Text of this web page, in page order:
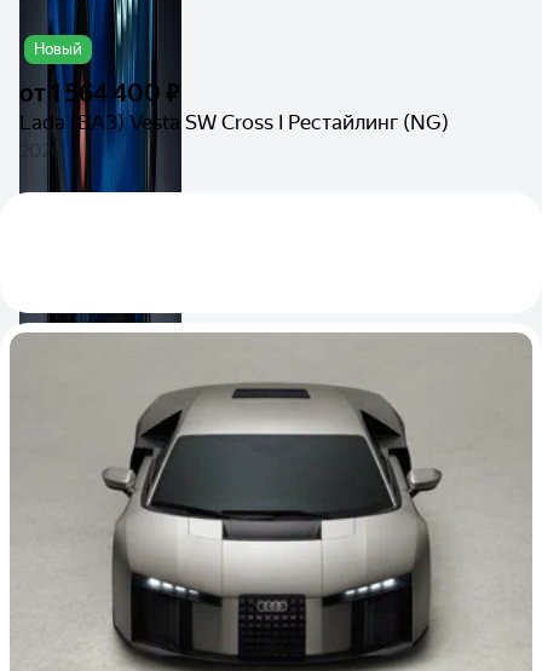
Новый
от 1 564 400 ₽
Lada (ВАЗ) Vesta SW Cross I Рестайлинг (NG)
2026